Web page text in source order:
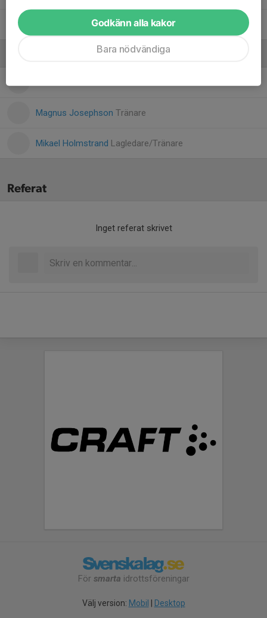
27. William Ljungberg
Magnus Josephson Tränare
Mikael Holmstrand Lagledare/Tränare
Referat
Inget referat skrivet
För smarta idrottsföreningar
Välj version: Mobil Desktop
Godkänn alla kakor
Bara nödvändiga